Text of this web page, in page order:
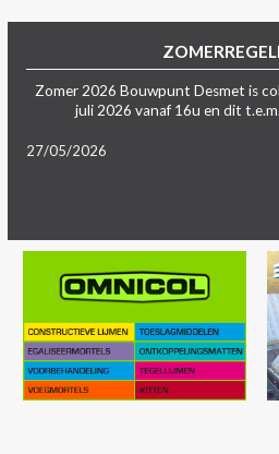
Zomer 2026 Bouwpunt Desmet is
juli 2026 vanaf 16u en dit
27/05/2026